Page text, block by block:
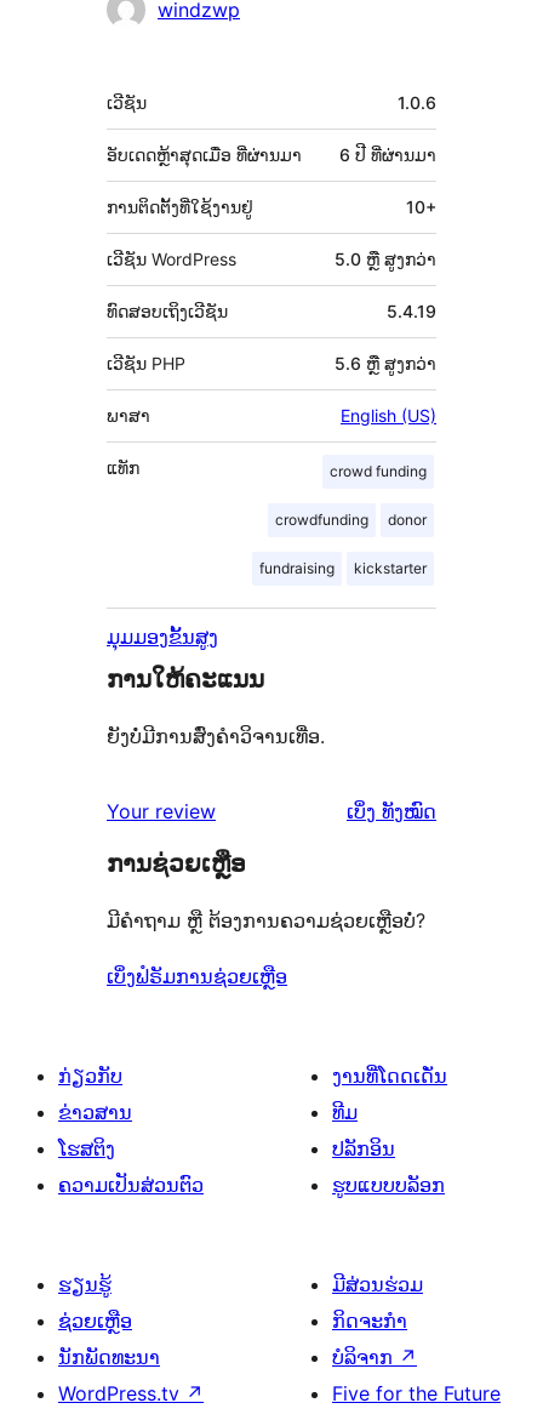
ຜູ້
windzwp
ຂໍ້ມູນ
ກຳກັບ
(Meta)
ເວີຊັນ 1.0.6
ອັບເດດຫຼ້າສຸດເມື່ອ 6 ປີ ທີ່ຜ່ານມາ
ທີ່ຜ່ານມາ
ການຕິດຕັ້ງທີ່ໃຊ້ງານຢູ່ 10+
ເວີຊັນ WordPress 5.0 ຫຼື ສູງກວ່າ
ທົດສອບເຖິງເວີຊັນ 5.4.19
ເວີຊັນ PHP 5.6 ຫຼື ສູງກວ່າ
ພາສາ English (US)
ແທັກ crowd funding
crowdfunding donor
fundraising kickstarter
ມຸມມອງຂັ້ນສູງ
ການໃຫ້ຄະແນນ
ຍັງບໍ່ມີການສົ່ງຄຳວິຈານເທື່ອ.
Your review ເບິ່ງ ຄຳ
ທັງໝົດ
ການຊ່ວຍເຫຼືອ
ມີຄຳຖາມ ຫຼື ຕ້ອງການຄວາມຊ່ວຍເຫຼືອບໍ່?
ເບິ່ງຟໍຣັມການຊ່ວຍເຫຼືອ
ກ່ຽວກັບ
ຂ່າວສານ
ໂຮສຕິງ
ຄວາມເປັນສ່ວນຕົວ
ງານທີ່ໂດດເດັ່ນ
ທີມ
ປລັກອິນ
ຮູບແບບບລັອກ
ຮຽນຮູ້
ຊ່ວຍເຫຼືອ
ນັກພັດທະນາ
WordPress.tv ↗
ມີສ່ວນຮ່ວມ
ກິດຈະກຳ
ບໍລິຈາກ ↗
Five for the Future